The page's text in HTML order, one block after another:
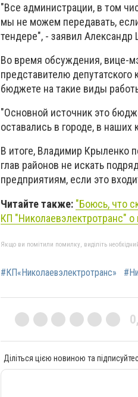
"Все администрации, в том
мы не можем передавать,
тендере", - заявил Александр
Во время обсуждения, вице-
представителю депутатского
бюджете на такие виды
"Основной источник это
оставались в городе, в
В итоге, Владимир Крыленко
глав районов не искать
предприятиям, если это
Читайте также: "Боюсь, что
КП "Николаевэлектротранс"
Якщо ви помітили помилку, виділіть
#КП«Николаевэлектротранс»
Діліться цією новиною та